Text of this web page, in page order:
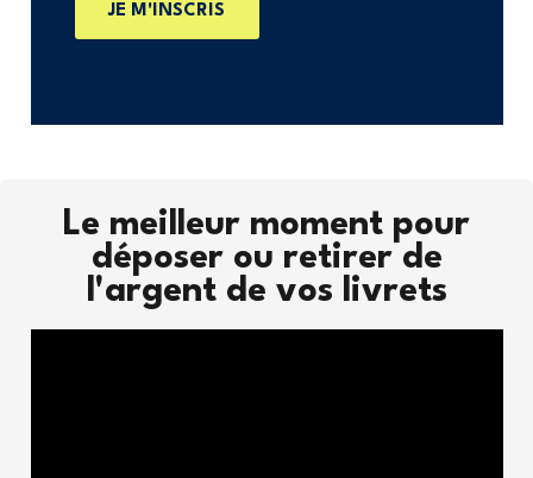
JE M'INSCRIS
Le meilleur moment pour
déposer ou retirer de
l'argent de vos livrets